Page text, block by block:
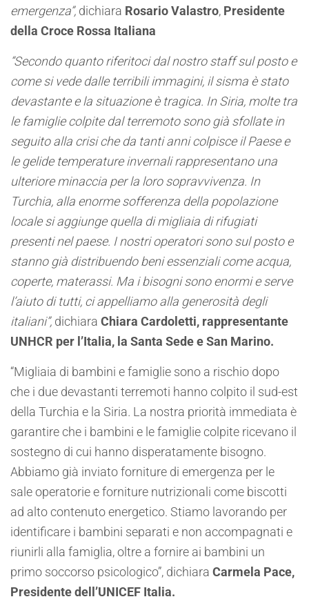
emergenza”, dichiara Rosario Valastro, Presidente
della Croce Rossa Italiana
“Secondo quanto riferitoci dal nostro staff sul posto e
come si vede dalle terribili immagini, il sisma è stato
devastante e la situazione è tragica. In Siria, molte tra
le famiglie colpite dal terremoto sono già sfollate in
seguito alla crisi che da tanti anni colpisce il Paese e
le gelide temperature invernali rappresentano una
ulteriore minaccia per la loro sopravvivenza. In
Turchia, alla enorme sofferenza della popolazione
locale si aggiunge quella di migliaia di rifugiati
presenti nel paese. I nostri operatori sono sul posto e
stanno già distribuendo beni essenziali come acqua,
coperte, materassi. Ma i bisogni sono enormi e serve
l’aiuto di tutti, ci appelliamo alla generosità degli
italiani”, dichiara Chiara Cardoletti, rappresentante
UNHCR per l’Italia, la Santa Sede e San Marino.
“Migliaia di bambini e famiglie sono a rischio dopo
che i due devastanti terremoti hanno colpito il sud-est
della Turchia e la Siria. La nostra priorità immediata è
garantire che i bambini e le famiglie colpite ricevano il
sostegno di cui hanno disperatamente bisogno.
Abbiamo già inviato forniture di emergenza per le
sale operatorie e forniture nutrizionali come biscotti
ad alto contenuto energetico. Stiamo lavorando per
identificare i bambini separati e non accompagnati e
riunirli alla famiglia, oltre a fornire ai bambini un
primo soccorso psicologico”, dichiara Carmela Pace,
Presidente dell’UNICEF Italia.